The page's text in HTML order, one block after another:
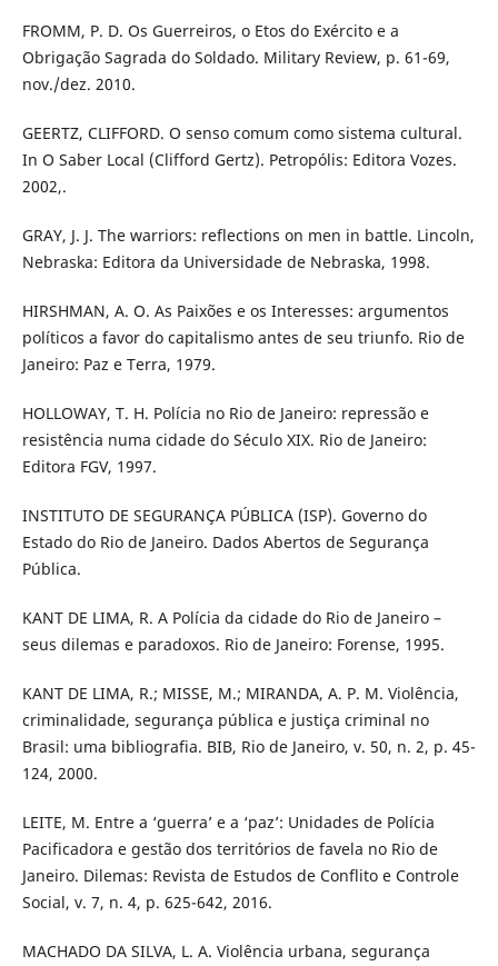
FROMM, P. D. Os Guerreiros, o Etos do Exército e a
Obrigação Sagrada do Soldado. Military Review, p. 61-69,
nov./dez. 2010.
GEERTZ, CLIFFORD. O senso comum como sistema cultural.
In O Saber Local (Clifford Gertz). Petropólis: Editora Vozes.
2002,.
GRAY, J. J. The warriors: reflections on men in battle. Lincoln,
Nebraska: Editora da Universidade de Nebraska, 1998.
HIRSHMAN, A. O. As Paixões e os Interesses: argumentos
políticos a favor do capitalismo antes de seu triunfo. Rio de
Janeiro: Paz e Terra, 1979.
HOLLOWAY, T. H. Polícia no Rio de Janeiro: repressão e
resistência numa cidade do Século XIX. Rio de Janeiro:
Editora FGV, 1997.
INSTITUTO DE SEGURANÇA PÚBLICA (ISP). Governo do
Estado do Rio de Janeiro. Dados Abertos de Segurança
Pública.
KANT DE LIMA, R. A Polícia da cidade do Rio de Janeiro –
seus dilemas e paradoxos. Rio de Janeiro: Forense, 1995.
KANT DE LIMA, R.; MISSE, M.; MIRANDA, A. P. M. Violência,
criminalidade, segurança pública e justiça criminal no
Brasil: uma bibliografia. BIB, Rio de Janeiro, v. 50, n. 2, p. 45-
124, 2000.
LEITE, M. Entre a ‘guerra’ e a ‘paz’: Unidades de Polícia
Pacificadora e gestão dos territórios de favela no Rio de
Janeiro. Dilemas: Revista de Estudos de Conflito e Controle
Social, v. 7, n. 4, p. 625-642, 2016.
MACHADO DA SILVA, L. A. Violência urbana, segurança